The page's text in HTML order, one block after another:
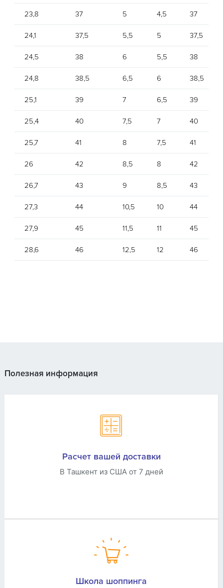
23,8 37 5 4,5 37
24,1 37,5 5,5 5 37,5
24,5 38 6 5,5 38
24,8 38,5 6,5 6 38,5
25,1 39 7 6,5 39
25,4 40 7,5 7 40
25,7 41 8 7,5 41
26 42 8,5 8 42
26,7 43 9 8,5 43
27,3 44 10,5 10 44
27,9 45 11,5 11 45
28,6 46 12,5 12 46
Полезная информация
Расчет вашей доставки
В Ташкент из США от 7 дней
Школа шоппинга